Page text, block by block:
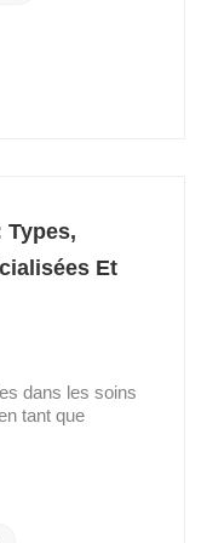
Types,
Et
dans les soins
tant que
formulations
qui en fait un
de